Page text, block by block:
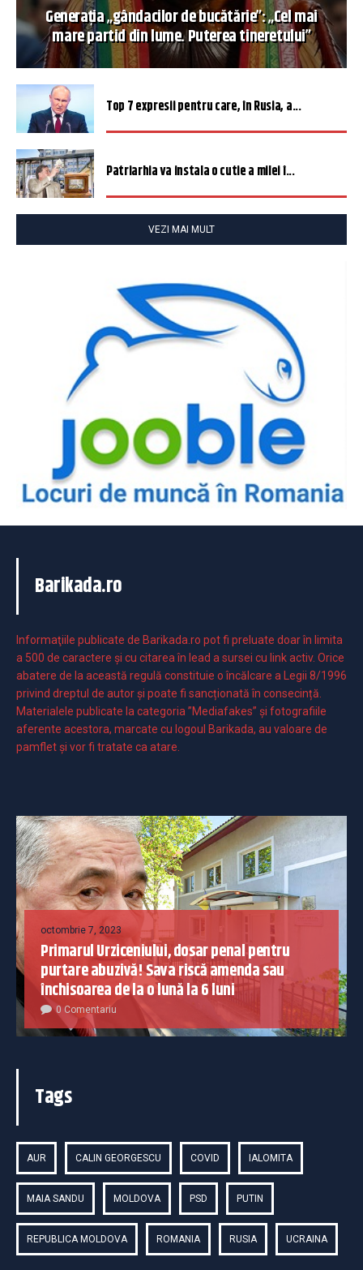
Generația „gândacilor de bucătărie”: „Cel mai
mare partid din lume. Puterea tineretului”
Top 7 expresii pentru care, în Rusia, a...
Patriarhia va instala o cutie a milei î...
VEZI MAI MULT
Barikada.ro
Informaţiile publicate de Barikada.ro pot fi preluate doar în limita
a 500 de caractere şi cu citarea în lead a sursei cu link activ. Orice
abatere de la această regulă constituie o încălcare a Legii 8/1996
privind dreptul de autor și poate fi sancționată în consecință.
Materialele publicate la categoria ”Mediafakes” și fotografiile
aferente acestora, marcate cu logoul Barikada, au valoare de
pamflet și vor fi tratate ca atare.
octombrie 7, 2023
Primarul Urziceniului, dosar penal pentru
purtare abuzivă! Sava riscă amenda sau
închisoarea de la o lună la 6 luni
0 Comentariu
Tags
AUR CALIN GEORGESCU COVID IALOMITA
MAIA SANDU MOLDOVA PSD PUTIN
REPUBLICA MOLDOVA ROMANIA RUSIA UCRAINA